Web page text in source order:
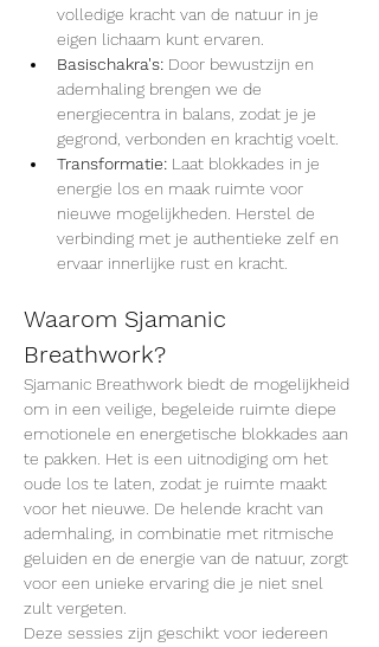
volledige kracht van de natuur in je
eigen lichaam kunt ervaren.
Basischakra's: Door bewustzijn en
ademhaling brengen we de
energiecentra in balans, zodat je je
gegrond, verbonden en krachtig voelt.
Transformatie: Laat blokkades in je
energie los en maak ruimte voor
nieuwe mogelijkheden. Herstel de
verbinding met je authentieke zelf en
ervaar innerlijke rust en kracht.
Waarom Sjamanic
Breathwork?
Sjamanic Breathwork biedt de mogelijkheid
om in een veilige, begeleide ruimte diepe
emotionele en energetische blokkades aan
te pakken. Het is een uitnodiging om het
oude los te laten, zodat je ruimte maakt
voor het nieuwe. De helende kracht van
ademhaling, in combinatie met ritmische
geluiden en de energie van de natuur, zorgt
voor een unieke ervaring die je niet snel
zult vergeten.
Deze sessies zijn geschikt voor iedereen